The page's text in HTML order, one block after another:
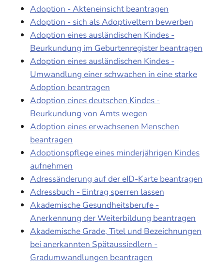
Adoption - Akteneinsicht beantragen
Adoption - sich als Adoptiveltern bewerben
Adoption eines ausländischen Kindes -
Beurkundung im Geburtenregister beantragen
Adoption eines ausländischen Kindes -
Umwandlung einer schwachen in eine starke
Adoption beantragen
Adoption eines deutschen Kindes -
Beurkundung von Amts wegen
Adoption eines erwachsenen Menschen
beantragen
Adoptionspflege eines minderjährigen Kindes
aufnehmen
Adressänderung auf der eID-Karte beantragen
Adressbuch - Eintrag sperren lassen
Akademische Gesundheitsberufe -
Anerkennung der Weiterbildung beantragen
Akademische Grade, Titel und Bezeichnungen
bei anerkannten Spätaussiedlern -
Gradumwandlungen beantragen